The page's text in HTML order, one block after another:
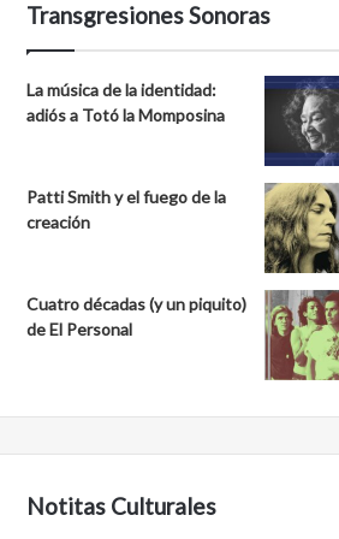
Transgresiones Sonoras
La música de la identidad:
adiós a Totó la Momposina
Patti Smith y el fuego de la
creación
Cuatro décadas (y un piquito)
de El Personal
Notitas Culturales